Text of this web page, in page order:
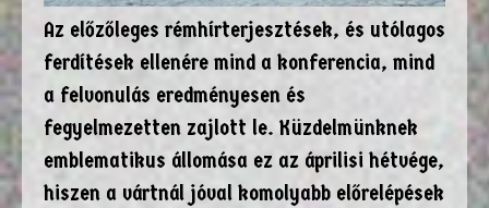
Az előzőleges rémhírterjesztések, és utólagos
ferdítések ellenére mind a konferencia, mind
a felvonulás eredményesen és
fegyelmezetten zajlott le. Küzdelmünknek
emblematikus állomása ez az áprilisi hétvége,
hiszen a vártnál jóval komolyabb előrelépések